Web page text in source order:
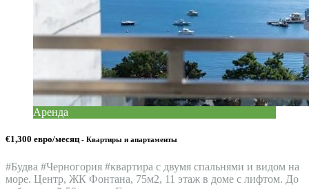
Аренда
€1,300 евро/месяц- Квартиры и апартаменты
#Будва #Черногория #квартира c двумя спальнями и видом на
море. Центр, ЖК Фонтана, 75м2, 11 этаж в доме с лифтом. До